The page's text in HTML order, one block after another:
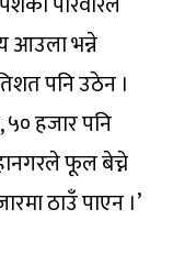
आउला भन्ने
पनि उठेन ।
हजार पनि
फूल बेच्ने
ठाउँ पाएन ।’